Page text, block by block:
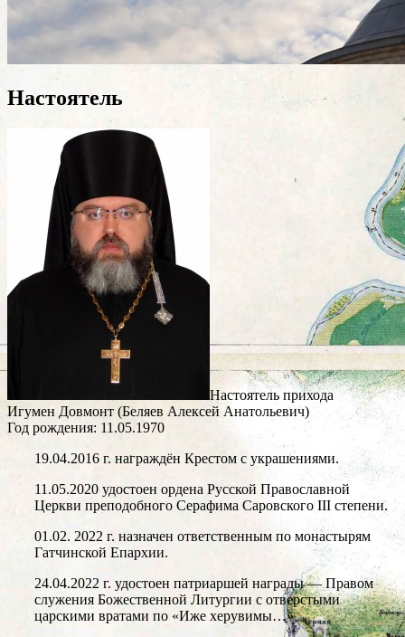
Настоятель
Настоятель прихода
Игумен Довмонт (Беляев Алексей Анатольевич)
Год рождения: 11.05.1970
19.04.2016 г. награждён Крестом с украшениями.
11.05.2020 удостоен ордена Русской Православной
Церкви преподобного Серафима Саровского III степени.
01.02. 2022 г. назначен ответственным по монастырям
Гатчинской Епархии.
24.04.2022 г. удостоен патриаршей награды — Правом
служения Божественной Литургии с отверстыми
царскими вратами по «Иже херувимы…»